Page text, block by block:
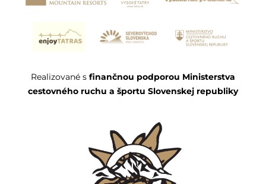
Realizované s finančnou podporou Ministerstva
cestovného ruchu a športu Slovenskej republiky